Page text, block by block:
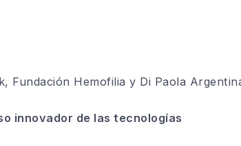
Fundación Hemofilia y Di Paola
innovador de las tecnologías